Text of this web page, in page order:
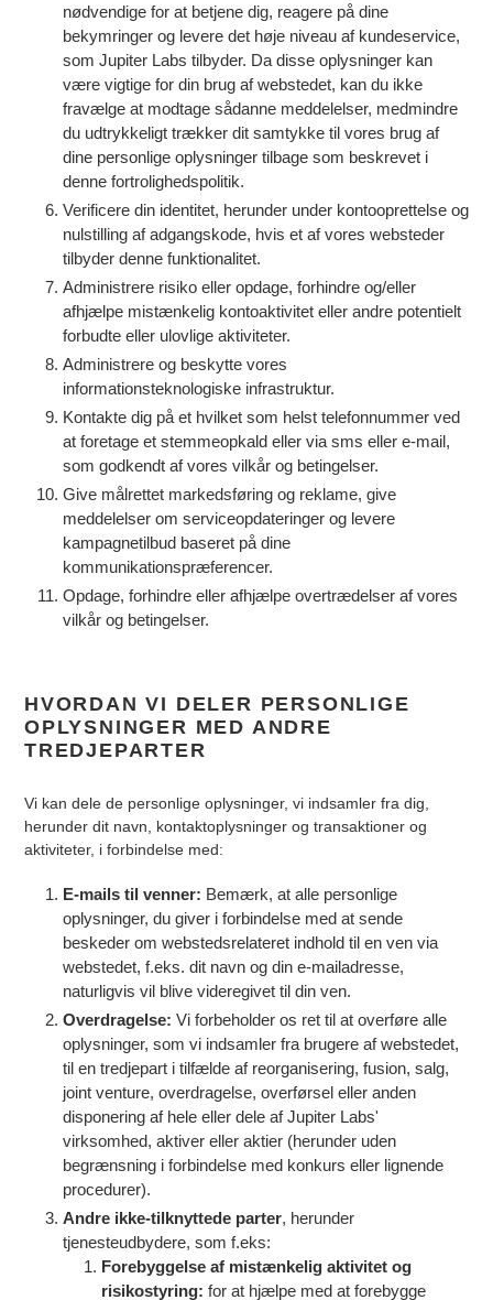
nødvendige for at betjene dig, reagere på dine
bekymringer og levere det høje niveau af kundeservice,
som Jupiter Labs tilbyder. Da disse oplysninger kan
være vigtige for din brug af webstedet, kan du ikke
fravælge at modtage sådanne meddelelser, medmindre
du udtrykkeligt trækker dit samtykke til vores brug af
dine personlige oplysninger tilbage som beskrevet i
denne fortrolighedspolitik.
Verificere din identitet, herunder under kontooprettelse og
nulstilling af adgangskode, hvis et af vores websteder
tilbyder denne funktionalitet.
Administrere risiko eller opdage, forhindre og/eller
afhjælpe mistænkelig kontoaktivitet eller andre potentielt
forbudte eller ulovlige aktiviteter.
Administrere og beskytte vores
informationsteknologiske infrastruktur.
Kontakte dig på et hvilket som helst telefonnummer ved
at foretage et stemmeopkald eller via sms eller e-mail,
som godkendt af vores vilkår og betingelser.
Give målrettet markedsføring og reklame, give
meddelelser om serviceopdateringer og levere
kampagnetilbud baseret på dine
kommunikationspræferencer.
Opdage, forhindre eller afhjælpe overtrædelser af vores
vilkår og betingelser.
HVORDAN VI DELER PERSONLIGE
OPLYSNINGER MED ANDRE
TREDJEPARTER
Vi kan dele de personlige oplysninger, vi indsamler fra dig,
herunder dit navn, kontaktoplysninger og transaktioner og
aktiviteter, i forbindelse med:
E-mails til venner: Bemærk, at alle personlige
oplysninger, du giver i forbindelse med at sende
beskeder om webstedsrelateret indhold til en ven via
webstedet, f.eks. dit navn og din e-mailadresse,
naturligvis vil blive videregivet til din ven.
Overdragelse: Vi forbeholder os ret til at overføre alle
oplysninger, som vi indsamler fra brugere af webstedet,
til en tredjepart i tilfælde af reorganisering, fusion, salg,
joint venture, overdragelse, overførsel eller anden
disponering af hele eller dele af Jupiter Labs'
virksomhed, aktiver eller aktier (herunder uden
begrænsning i forbindelse med konkurs eller lignende
procedurer).
Andre ikke-tilknyttede parter, herunder
tjenesteudbydere, som f.eks:
Forebyggelse af mistænkelig aktivitet og
risikostyring: for at hjælpe med at forebygge